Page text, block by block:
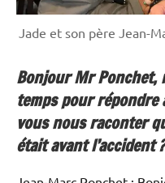
Jade et son père Jean-
Bonjour Mr Ponchet,
temps pour répondre
vous nous raconter
était avant l’accident